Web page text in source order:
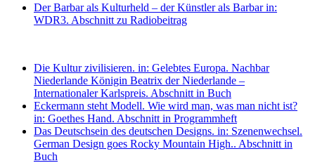
Der Barbar als Kulturheld – der Künstler als Barbar in:
WDR3. Abschnitt zu Radiobeitrag
Die Kultur zivilisieren. in: Gelebtes Europa. Nachbar
Niederlande Königin Beatrix der Niederlande –
Internationaler Karlspreis. Abschnitt in Buch
Eckermann steht Modell. Wie wird man, was man nicht ist?
in: Goethes Hand. Abschnitt in Programmheft
Das Deutschsein des deutschen Designs. in: Szenenwechsel.
German Design goes Rocky Mountain High.. Abschnitt in
Buch